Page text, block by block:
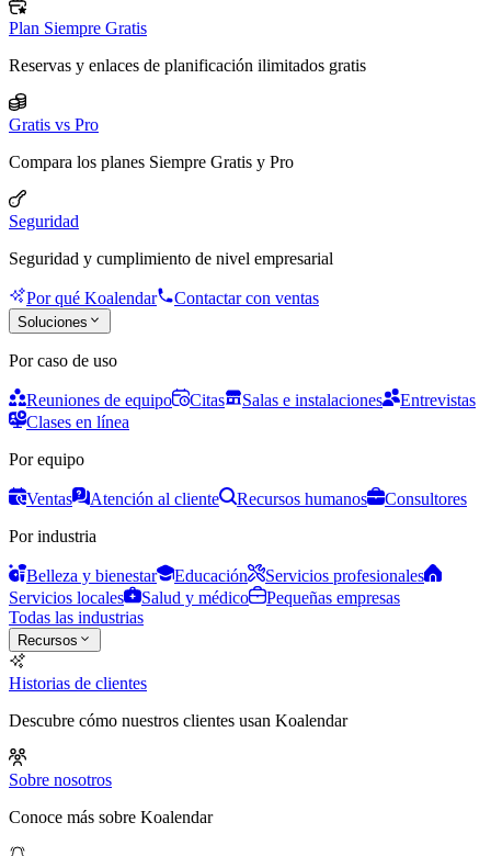
Plan Siempre Gratis
Reservas y enlaces de planificación ilimitados gratis
Gratis vs Pro
Compara los planes Siempre Gratis y Pro
Seguridad
Seguridad y cumplimiento de nivel empresarial
Por qué Koalendar Contactar con ventas
Soluciones
Por caso de uso
Reuniones de equipo Citas Salas e instalaciones
Entrevistas
Clases en línea
Por equipo
Ventas Atención al cliente Recursos humanos
Consultores
Por industria
Belleza y bienestar Educación
Servicios profesionales
Servicios locales
Salud y médico
Pequeñas empresas
Todas las industrias
Recursos
Historias de clientes
Descubre cómo nuestros clientes usan Koalendar
Sobre nosotros
Conoce más sobre Koalendar